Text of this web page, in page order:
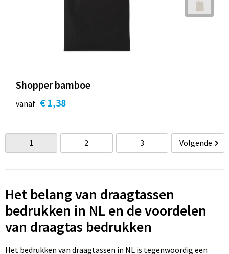
Shopper bamboe
vanaf € 1,38
1 2 3 Volgende
Het belang van draagtassen
bedrukken in NL en de voordelen
van draagtas bedrukken
Het bedrukken van draagtassen in NL is tegenwoordig een